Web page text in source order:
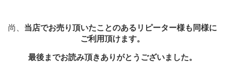
尚、 当店でお売り頂いたことのあるリピーター様も同様に
ご利用頂けます。
最後までお読み頂きありがとうございました。